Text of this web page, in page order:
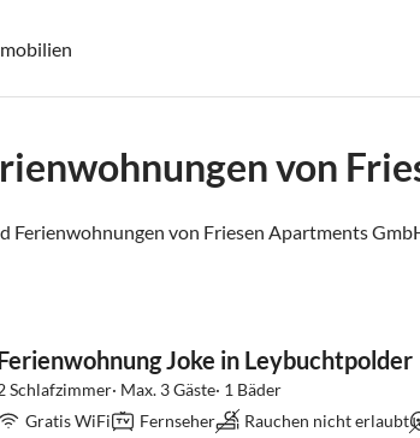
von
Ferienwohnungen von Friesen Apartments
Joke in Leybuchtpolder
Schlafzimmer· Max. 3 Gäste· 1 Bäder
Gratis WiFi
Fernseher Rauchen nicht erlaubt